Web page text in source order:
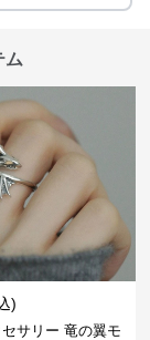
ム
)
サリー 竜の翼モ